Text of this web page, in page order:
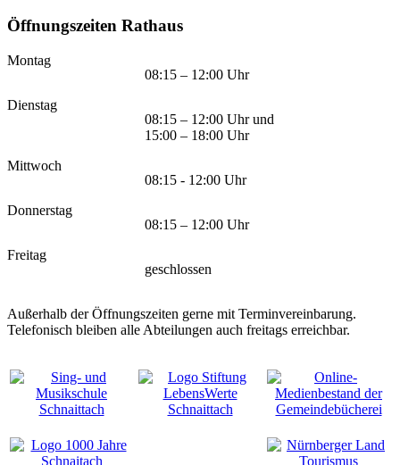
Öffnungszeiten Rathaus
Montag
08:15 – 12:00 Uhr
Dienstag
08:15 – 12:00 Uhr und
15:00 – 18:00 Uhr
Mittwoch
08:15 - 12:00 Uhr
Donnerstag
08:15 – 12:00 Uhr
Freitag
geschlossen
Außerhalb der Öffnungszeiten gerne mit Terminvereinbarung.
Telefonisch bleiben alle Abteilungen auch freitags erreichbar.